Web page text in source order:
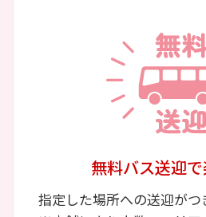
無料バス送迎
指定した場所への送迎が